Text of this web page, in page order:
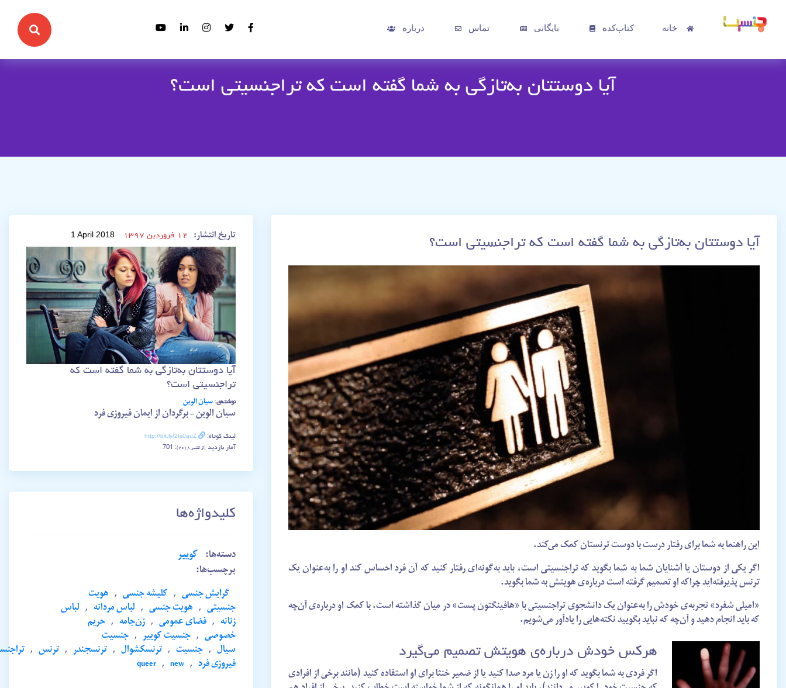
خانه کتاب‌کده بایگانی تماس درباره
آیا دوستتان به‌تازگی به شما گفته است که تراجنسیتی است؟
آیا دوستتان به‌تازگی به شما گفته است که تراجنسیتی است؟
این راهنما به شما برای رفتار درست با دوست ترنستان کمک می‌کند.
اگر یکی از دوستان یا آشنایان شما به شما بگوید که تراجنسیتی است، باید به‌گونه‌ای رفتار کنید که آن فرد احساس کند او را به‌عنوان یک
ترنس پذیرفته‌اید چراکه او تصمیم گرفته است درباره‌ی هویتش به شما بگوید.
«امیلی شفرد» تجربه‌ی خودش را به‌عنوان یک دانشجوی تراجنسیتی با «هافینگتون پست» در میان گذاشته است. با کمک او درباره‌ی آن‌چه
که باید انجام دهید و آن‌چه که نباید بگویید نکته‌هایی را یادآور می‌شویم.
هرکس خودش درباره‌ی هویتش تصمیم می‌گیرد
اگر فردی به شما بگوید که او را زن یا مرد صدا کنید یا از ضمیر خنثا برای او استفاده کنید (مانند برخی از افرادی
تاریخ انتشار: ۱۲ فروردین ۱۳۹۷ 1 April 2018
آیا دوستتان به‌تازگی به شما گفته است که
تراجنسیتی است؟
نوشته‌ی: سیان الوین
سیان الوین – برگردان از ایمان فیروزی فرد
لینک کوتاه: http://bit.ly/2Is0auZ
آمار بازدید (از اکتبر ۲۰۱۸) : 701
کلیدواژه‌ها
دسته‌ها: کوییر
برچسب‌ها:
گرایش جنسی , کلیشه جنسی , هویت
جنسیتی , هویت جنسی , لباس مردانه , لباس
زنانه , فضای عمومی , زن‌جامه , حریم
خصوصی , جنسیت کوییر , جنسیت
سیال , جنسیت , ترنسکشوال , ترنسجندر , ترنس ,
فیروزی فرد ,
queer , new